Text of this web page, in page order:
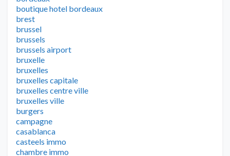
boutique hotel bordeaux
brest
brussel
brussels
brussels airport
bruxelle
bruxelles
bruxelles capitale
bruxelles centre ville
bruxelles ville
burgers
campagne
casablanca
casteels immo
chambre immo